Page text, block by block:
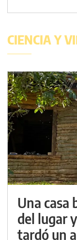
CIENCIA Y
Una casa
del lugar
tardó un